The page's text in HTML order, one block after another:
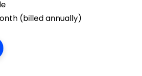
(billed annually)
New Window